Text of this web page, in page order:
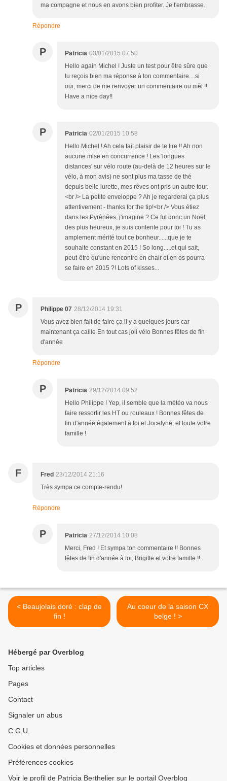
ma compagne et nous en avons bien profiter. Je t'embrasse.
Répondre
P Patricia 03/01/2015 07:50
Hello again Michel ! Juste un test pour être sûre que
tu reçois bien ma réponse à ton commentaire....si
oui, merci de me renvoyer un commentaire ou mèl !!
Have a nice day!!
P Patricia 02/01/2015 10:58
Hello Michel ! Ah cela fait plaisir de te lire !! Ah non
aucune mise en concurrence ! Les 'longues
distances' sur vélo route (au-delà de 12 heures sur le
vélo, à mon avis) ne sont plus ma tasse de thé
depuis belle lurette, mes rêves ont pris un autre tour.
<br /> La petite enveloppe ? Ah je regarderai ça plus
attentivement - thanks for the tip!<br /> Vous étiez
dans les Pyrénées, j'imagine ? Ce fut donc un Noël
des plus heureux, je suis contente pour toi ! Tu as
amplement mérité tout ce bonheur......que je te
souhaite constant en 2015 ! So long.....et qui sait,
peut-être qu'une rencontre en chair et en os pourra
se faire en 2015 ?! Lots of kisses...
P Philippe 07 28/12/2014 19:31
Vous avez bien fait de faire ça il y a quelques jours car
maintenant ça caille En tout cas joli vélo Bonnes fêtes de fin
d'année
Répondre
P Patricia 29/12/2014 09:52
Hello Philippe ! Yep, il semble que la météo va nous
faire ressortir les HT ou rouleaux ! Bonnes fêtes de
fin d'année également à toi et Jocelyne, et toute votre
famille !
F Fred 23/12/2014 21:16
Très sympa ce compte-rendu!
Répondre
P Patricia 27/12/2014 10:08
Merci, Fred ! Et sympa ton commentaire !! Bonnes
fêtes de fin d'année à toi, Brigitte et votre famille !!
< Beaujolais doré : clap de
fin !
Au coeur de la saison CX
belge ! >
Hébergé par Overblog
Top articles
Pages
Contact
Signaler un abus
C.G.U.
Cookies et données personnelles
Préférences cookies
Voir le profil de Patricia Berthelier sur le portail Overblog